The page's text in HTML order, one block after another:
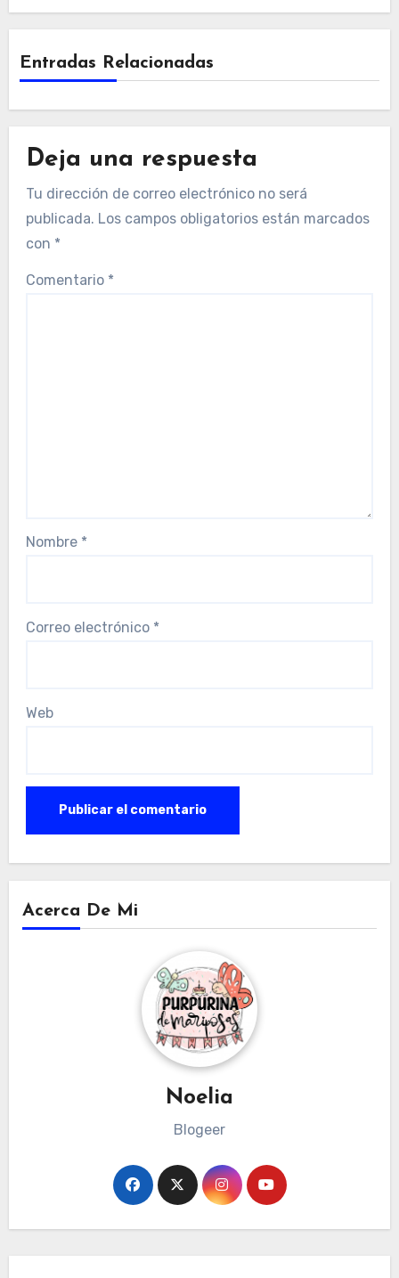
Entradas Relacionadas
Deja una respuesta
Tu dirección de correo electrónico no será
publicada. Los campos obligatorios están marcados
con *
Comentario *
Nombre *
Correo electrónico *
Web
Acerca De Mi
Noelia
Blogeer